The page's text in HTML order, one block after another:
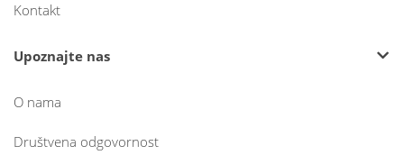
Kontakt
Upoznajte nas
O nama
Društvena odgovornost